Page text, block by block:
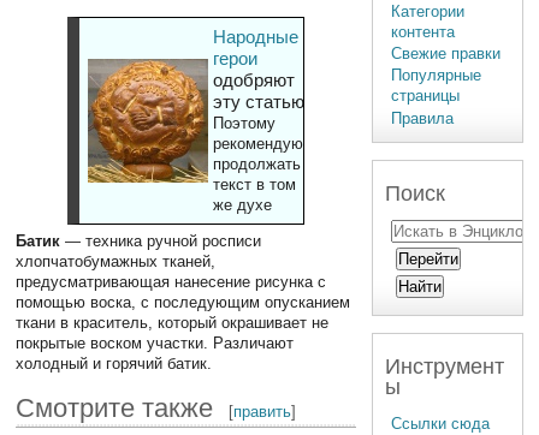
Народные
герои
одобряют
эту статью
Поэтому
рекомендуют
продолжать
текст в том
же духе
Батик — техника ручной росписи
хлопчатобумажных тканей,
предусматривающая нанесение рисунка с
помощью воска, с последующим опусканием
ткани в краситель, который окрашивает не
покрытые воском участки. Различают
холодный и горячий батик.
Смотрите также [править]
Категории
контента
Свежие правки
Популярные
страницы
Правила
Поиск
Инструмент
ы
Ссылки сюда